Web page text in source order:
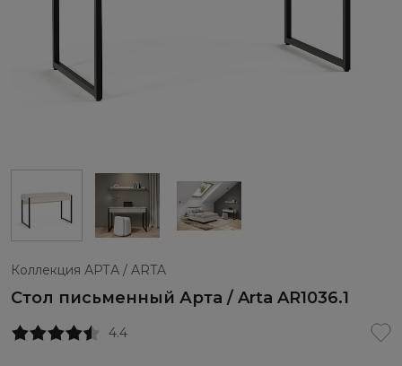
Коллекция АРТА / ARTA
Стол письменный Арта / Arta AR1036.1
4.4